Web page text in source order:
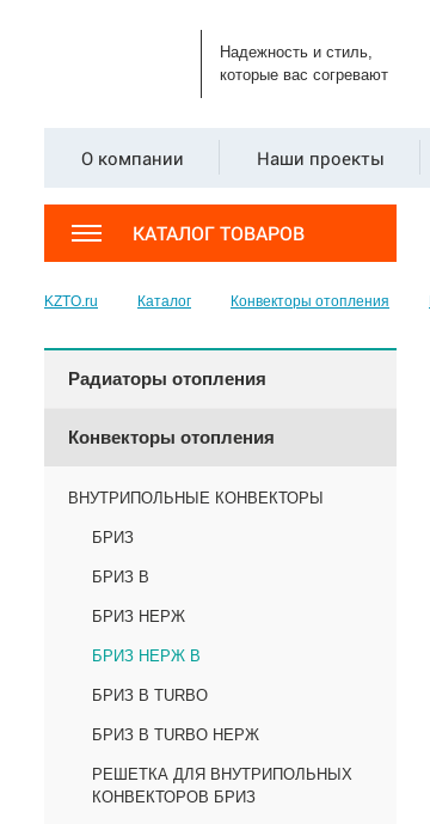
Надежность и стиль,
которые вас согревают
О компании Наши проекты
КАТАЛОГ ТОВАРОВ
KZTO.ru Каталог Конвекторы отопления
Радиаторы отопления
Конвекторы отопления
ВНУТРИПОЛЬНЫЕ КОНВЕКТОРЫ
БРИЗ
БРИЗ В
БРИЗ НЕРЖ
БРИЗ НЕРЖ В
БРИЗ В TURBO
БРИЗ В TURBO НЕРЖ
РЕШЕТКА ДЛЯ ВНУТРИПОЛЬНЫХ
КОНВЕКТОРОВ БРИЗ